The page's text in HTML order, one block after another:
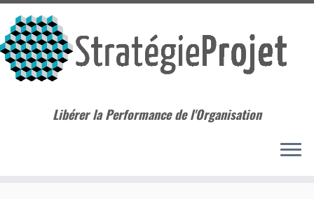
Libérer la Performance de l'Organisation